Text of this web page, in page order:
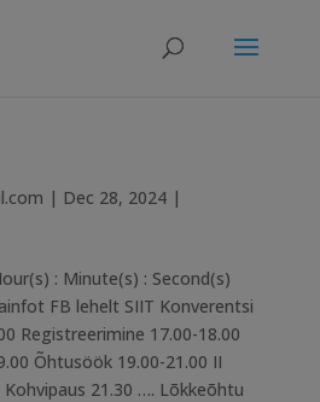
| Dec 28, 2024|
: Minute(s) : Second(s)
FB lehelt SIIT Konverentsi
Registreerimine 17.00-18.00
Õhtusöök 19.00-21.00 II
21.30 …. Lõkkeõhtu